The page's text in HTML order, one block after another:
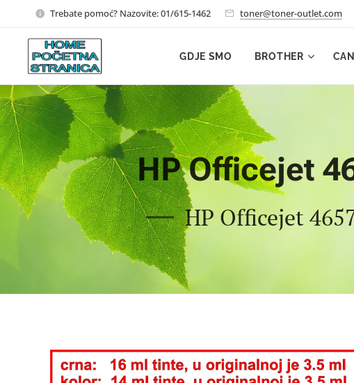
Trebate pomoć? Nazovite: 01/615-1462 toner@toner-outlet.com
GDJE SMO BROTHER
HP Officejet
HP Officejet